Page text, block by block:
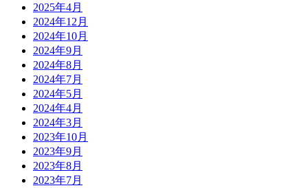
2025年4月
2024年12月
2024年10月
2024年9月
2024年8月
2024年7月
2024年5月
2024年4月
2024年3月
2023年10月
2023年9月
2023年8月
2023年7月